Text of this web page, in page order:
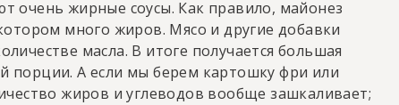
очень жирные соусы. Как правило, майонез
много жиров. Мясо и другие добавки
масла. В итоге получается большая
порции. А если мы берем картошку фри или
жиров и углеводов вообще зашкаливает;